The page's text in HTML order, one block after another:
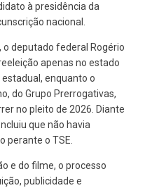
à presidência da
nacional.
deputado federal Rogério
apenas no estado
enquanto o
do Grupo Prerrogativas,
no pleito de 2026. Diante
que não havia
perante o TSE.
e do filme, o processo
publicidade e